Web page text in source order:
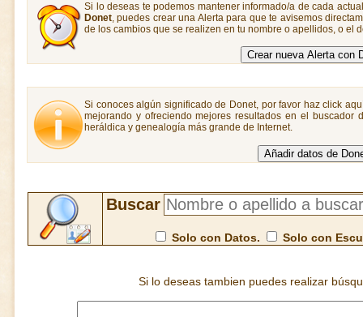
Si lo deseas te podemos mantener informado/a de cada
Donet, puedes crear una Alerta para que te avisemos
de los cambios que se realizen en tu nombre o apellidos, o el
Si conoces algún significado de Donet, por favor haz click
mejorando y ofreciendo mejores resultados en el buscador
heráldica y genealogía más grande de Internet.
Buscar
Solo con Datos. Solo con
Si lo deseas tambien puedes realizar